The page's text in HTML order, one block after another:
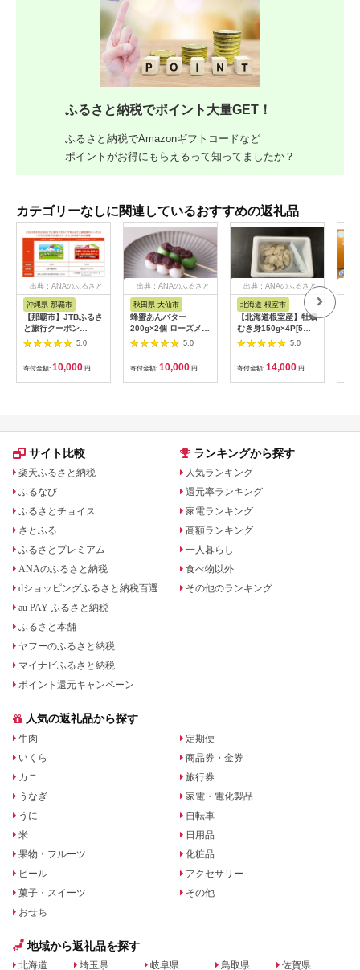
ふるさと納税でポイント大量GET！
ふるさと納税でAmazonギフトコードなど
ポイントがお得にもらえるって知ってましたか？
カテゴリーなしに関連しているおすすめの返礼品
出典：ANAのふるさと
沖縄県 那覇市
【那覇市】JTBふるさ
と旅行クーポン
（3,000円分）有効期
間3年（Eメール発
行）｜旅行 トラベル
予約 国内旅行 JTB 宿
泊 観光 体験 旅行券
人気 おすすめ 旅行ク
ン ネット予約 電話 有
5.0
寄付金額: 10,000 円
出典：ANAのふるさと
秋田県 大仙市
蜂蜜あんバター
200g×2個 ローズメイ
[あんバター はちみ
つ 発酵バター あん
こ 水あめ不使用 秋
田県 大仙市]
5.0
寄付金額: 10,000 円
出典：ANAのふるさと
納税
北海道 根室市
【北海道根室産】牡蠣
むき身150g×4P[5月
下旬以降発送] A-
5.0
寄付金額: 14,000 円
サイト比較
楽天ふるさと納税
ふるなび
ふるさとチョイス
さとふる
ふるさとプレミアム
ANAのふるさと納税
dショッピングふるさと納税百選
au PAY ふるさと納税
ふるさと本舗
ヤフーのふるさと納税
マイナビふるさと納税
ポイント還元キャンペーン
ランキングから探す
人気ランキング
還元率ランキング
家電ランキング
高額ランキング
一人暮らし
食べ物以外
その他のランキング
人気の返礼品から探す
牛肉
いくら
カニ
うなぎ
うに
米
果物・フルーツ
ビール
菓子・スイーツ
おせち
定期便
商品券・金券
旅行券
家電・電化製品
自転車
日用品
化粧品
アクセサリー
その他
地域から返礼品を探す
北海道 埼玉県 岐阜県 鳥取県 佐賀県